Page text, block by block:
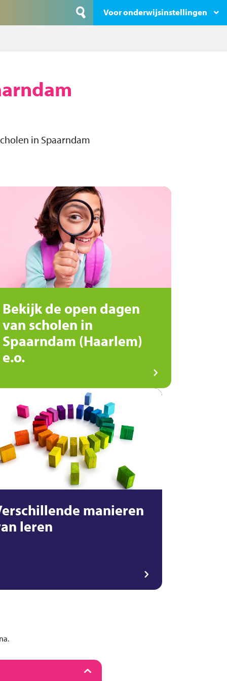
Voor onderwijsinstellingen
in Spaarndam
Bekijk de open dagen
van scholen in
Spaarndam (Haarlem)
e.o.
manieren
leren